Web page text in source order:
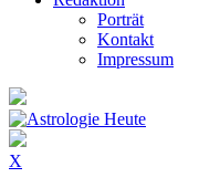
Porträt
Kontakt
Impressum
X